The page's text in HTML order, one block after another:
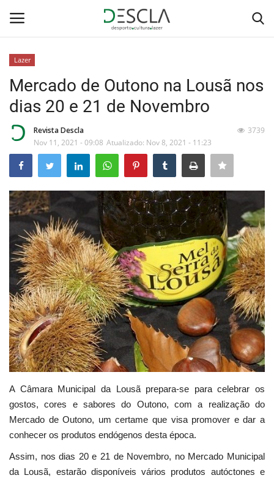
Home
...by Descla
Desporto
Contactos
Sobre Nós
Educação
Estatuto Editorial
Saúde
Ficha técnica
Cultura
Lazer
Ambiente
Lazer
Mercado de Outono na Lousã nos
dias 20 e 21 de Novembro
Revista Descla
Nov 11, 2021 - 09:08 Atualizado: Nov 8, 2021 - 11:23
3739
A Câmara Municipal da Lousã prepara-se para celebrar os
gostos, cores e sabores do Outono, com a realização do
Mercado de Outono, um certame que visa promover e dar a
conhecer os produtos endógenos desta época.
Assim, nos dias 20 e 21 de Novembro, no Mercado Municipal
da Lousã, estarão disponíveis vários produtos autóctones e